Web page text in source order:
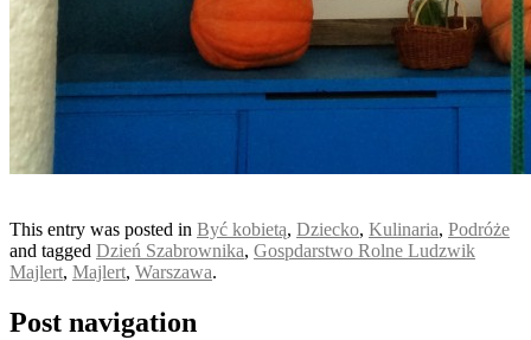
This entry was posted in Być kobietą, Dziecko, Kulinaria, Podróże
and tagged Dzień Szabrownika, Gospdarstwo Rolne Ludzwik
Majlert, Majlert, Warszawa.
Post navigation